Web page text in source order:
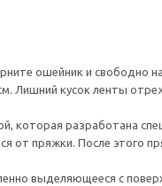
ошейник и
Лишний кусок ленты
которая разработана
от пряжки. После этого
выделяющееся с